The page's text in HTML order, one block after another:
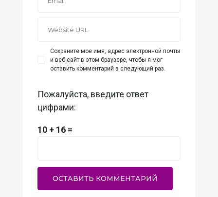
Сохраните мое имя, адрес электронной почты
и веб-сайт в этом браузере, чтобы я мог
оставить комментарий в следующий раз.
Пожалуйста, введите ответ
цифрами:
10 + 16 =